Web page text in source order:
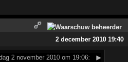
2 december 2010 19:40
2 november 2010 om 19:06:
▶